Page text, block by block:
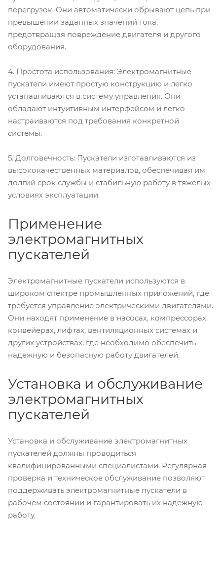
перегрузок. Они автоматически обрывают цепь при
превышении заданных значений тока,
предотвращая повреждение двигателя и другого
оборудования.
4. Простота использования: Электромагнитные
пускатели имеют простую конструкцию и легко
устанавливаются в систему управления. Они
обладают интуитивным интерфейсом и легко
настраиваются под требования конкретной
системы.
5. Долговечность: Пускатели изготавливаются из
высококачественных материалов, обеспечивая им
долгий срок службы и стабильную работу в тяжелых
условиях эксплуатации.
Применение
электромагнитных
пускателей
Электромагнитные пускатели используются в
широком спектре промышленных приложений, где
требуется управление электрическими двигателями.
Они находят применение в насосах, компрессорах,
конвейерах, лифтах, вентиляционных системах и
других устройствах, где необходимо обеспечить
надежную и безопасную работу двигателей.
Установка и обслуживание
электромагнитных
пускателей
Установка и обслуживание электромагнитных
пускателей должны проводиться
квалифицированными специалистами. Регулярная
проверка и техническое обслуживание позволяют
поддерживать электромагнитные пускатели в
рабочем состоянии и гарантировать их надежную
работу.